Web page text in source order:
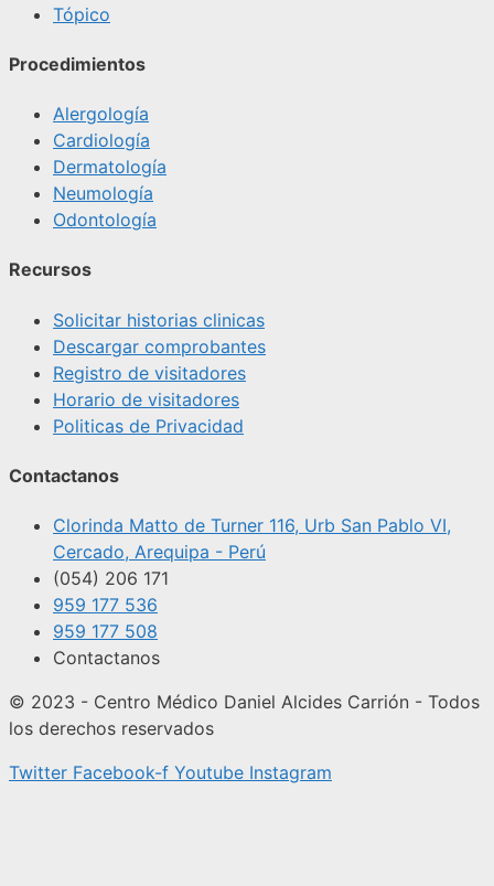
Tópico
Procedimientos
Alergología
Cardiología
Dermatología
Neumología
Odontología
Recursos
Solicitar historias clinicas
Descargar comprobantes
Registro de visitadores
Horario de visitadores
Politicas de Privacidad
Contactanos
Clorinda Matto de Turner 116, Urb San Pablo VI,
Cercado, Arequipa - Perú
(054) 206 171
959 177 536
959 177 508
Contactanos
© 2023 - Centro Médico Daniel Alcides Carrión - Todos
los derechos reservados
Twitter Facebook-f Youtube Instagram